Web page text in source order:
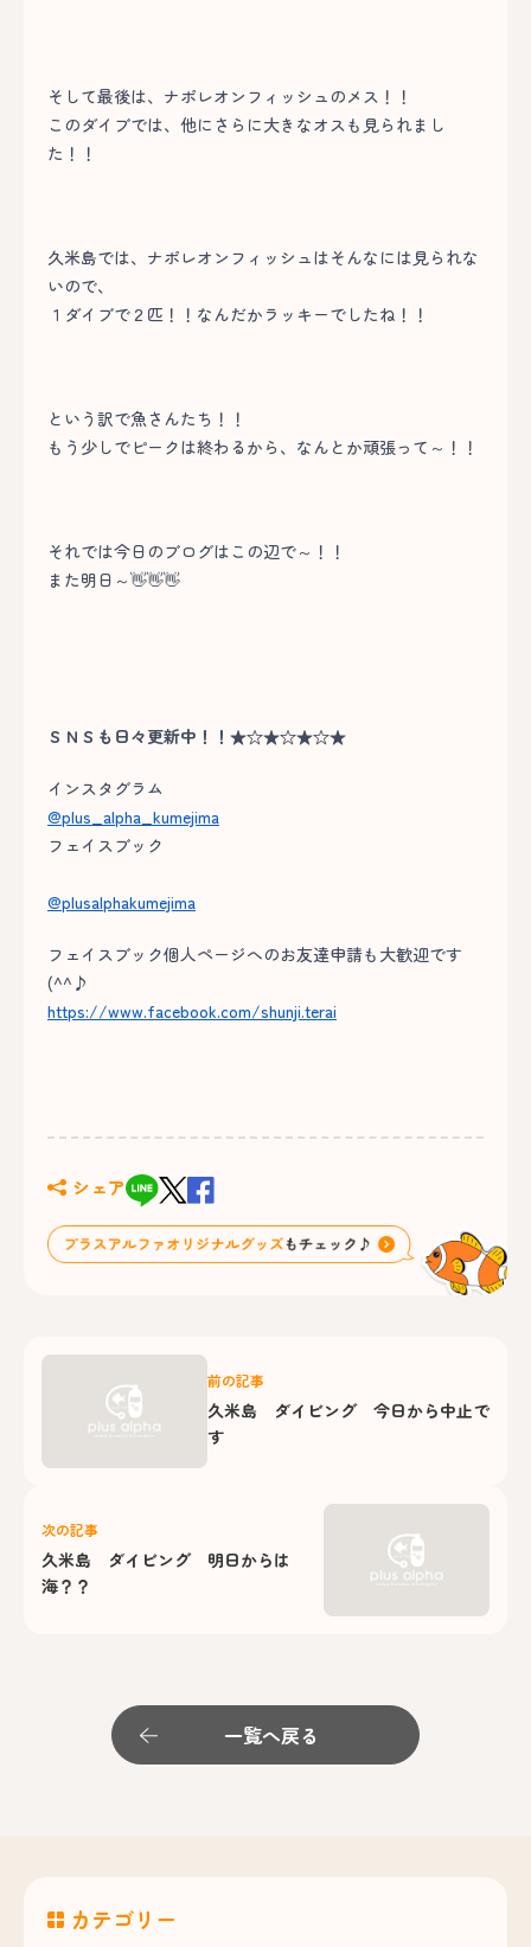
そして最後は、ナポレオンフィッシュのメス！！
このダイブでは、他にさらに大きなオスも見られまし
た！！
久米島では、ナポレオンフィッシュはそんなには見られな
いので、
１ダイブで２匹！！なんだかラッキーでしたね！！
という訳で魚さんたち！！
もう少しでピークは終わるから、なんとか頑張って～！！
それでは今日のブログはこの辺で～！！
また明日～👋👋👋
ＳＮＳも日々更新中！！★☆★☆★☆★
インスタグラム
@plus_alpha_kumejima
フェイスブック
@plusalphakumejima
フェイスブック個人ページへのお友達申請も大歓迎です
(^^♪
https://www.facebook.com/shunji.terai
シェア
前の記事
久米島 ダイビング 今日から中止で
す
次の記事
久米島 ダイビング 明日からは
海？？
一覧へ戻る
カテゴリー